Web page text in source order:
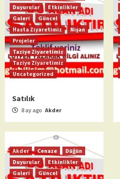
Duyurular
Etkinlikler
Galeri
Güncel
Hasta Ziyaretimiz
Nişan
Projeler
Taziye Ziyaretimiz
Taziye Ziyaretimiz
Uncategorized
Satılık
8 ay ago Akder
Akder Cenaze
Düğün
Duyurular
Etkinlikler
Galeri
Güncel